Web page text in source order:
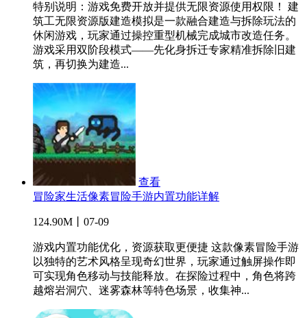
特别说明：游戏免费开放并提供无限资源使用权限！ 建
筑工无限资源版建造模拟是一款融合建造与拆除玩法的
休闲游戏，玩家通过操控重型机械完成城市改造任务。
游戏采用双阶段模式——先化身拆迁专家精准拆除旧建
筑，再切换为建造...
查看
冒险家生活像素冒险手游内置功能详解
124.90M丨07-09
游戏内置功能优化，资源获取更便捷 这款像素冒险手游
以独特的艺术风格呈现奇幻世界，玩家通过触屏操作即
可实现角色移动与技能释放。在探险过程中，角色将跨
越熔岩洞穴、迷雾森林等特色场景，收集神...